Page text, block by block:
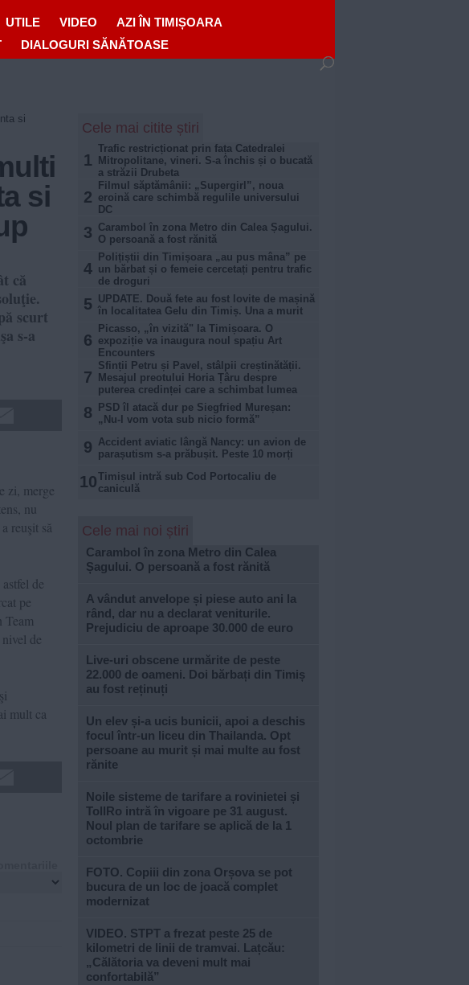
UTILE VIDEO
AZI ÎN TIMIȘOARA
DIALOGURI SĂNĂTOASE
si
si
că
scurt
s-a
zi, merge
nu
reuşit să
de
pe
Team
de
mult ca
Cele mai citite știri
1
Trafic restricționat prin fața Catedralei
Mitropolitane, vineri. S-a închis și o bucată
a străzii Drubeta
2
Filmul săptămânii: „Supergirl”, noua
eroină care schimbă regulile universului
DC
3 Carambol în zona Metro din Calea Șagului.
O persoană a fost rănită
4
Polițiștii din Timișoara „au pus mâna” pe
un bărbat și o femeie cercetați pentru trafic
de droguri
5
UPDATE. Două fete au fost lovite de mașină
în localitatea Gelu din Timiș. Una a murit
6
Picasso, „în vizită" la Timișoara. O
expoziție va inaugura noul spațiu Art
Encounters
7
Sfinții Petru și Pavel, stâlpii creștinătății.
Mesajul preotului Horia Țâru despre
puterea credinței care a schimbat lumea
8
PSD îl atacă dur pe Siegfried Mureșan:
„Nu-l vom vota sub nicio formă”
9 Accident aviatic lângă Nancy: un avion de
parașutism s-a prăbușit. Peste 10 morți
10Timișul intră sub Cod Portocaliu de
caniculă
Cele mai noi știri
Carambol în zona Metro din Calea
Șagului. O persoană a fost rănită
A vândut anvelope și piese auto ani la
rând, dar nu a declarat veniturile.
Prejudiciu de aproape 30.000 de euro
Live-uri obscene urmărite de peste
22.000 de oameni. Doi bărbați din Timiș
au fost reținuți
Un elev și-a ucis bunicii, apoi a deschis
focul într-un liceu din Thailanda. Opt
persoane au murit și mai multe au fost
rănite
Noile sisteme de tarifare a rovinietei și
TollRo intră în vigoare pe 31 august.
Noul plan de tarifare se aplică de la 1
octombrie
FOTO. Copiii din zona Orșova se pot
bucura de un loc de joacă complet
modernizat
VIDEO. STPT a frezat peste 25 de
kilometri de linii de tramvai. Lațcău:
„Călătoria va deveni mult mai
confortabilă”